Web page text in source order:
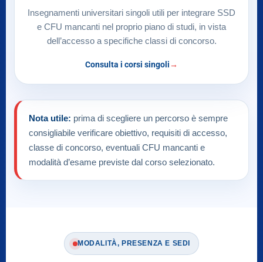
Insegnamenti universitari singoli utili per integrare SSD
e CFU mancanti nel proprio piano di studi, in vista
dell’accesso a specifiche classi di concorso.
Consulta i corsi singoli
Nota utile: prima di scegliere un percorso è sempre
consigliabile verificare obiettivo, requisiti di accesso,
classe di concorso, eventuali CFU mancanti e
modalità d’esame previste dal corso selezionato.
MODALITÀ, PRESENZA E SEDI